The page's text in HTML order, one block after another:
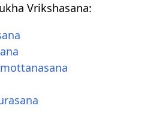
Vrikshasana: